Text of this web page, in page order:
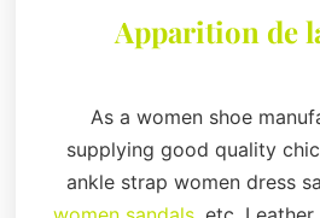
Apparition de
As a women shoe
supplying good quality
ankle strap women dress